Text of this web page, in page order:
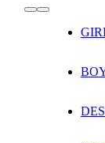
Toggle